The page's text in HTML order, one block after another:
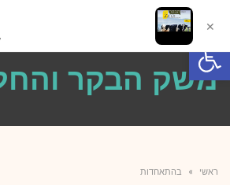
פתח סרגל נגישות
משק הבקר
ראשי » בהתאחדות
✕